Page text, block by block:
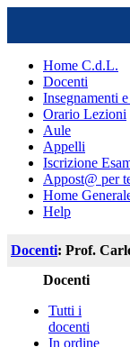
Home C.d.L.
Docenti
Insegnamenti
Orario Lezioni
Aule
Appelli
Iscrizione
Appost@ per
Home
Help
Docenti: Prof.
Docenti
Tutti i
docenti
In ordine